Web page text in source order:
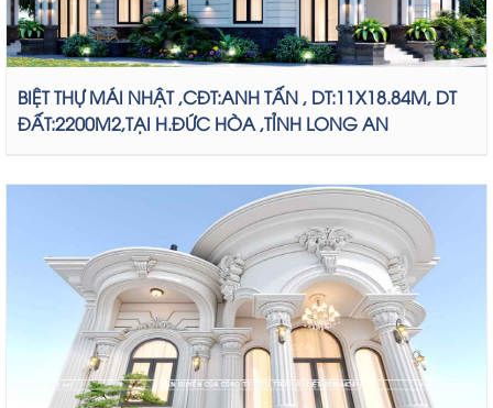
BIỆT THỰ MÁI NHẬT ,CĐT:ANH TẤN , DT:11X18.84M, DT
ĐẤT:2200M2,TẠI H.ĐỨC HÒA ,TỈNH LONG AN